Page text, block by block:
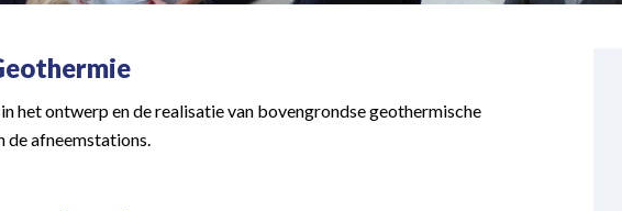
het ontwerp en de realisatie van bovengrondse geothermische
de afneemstations.